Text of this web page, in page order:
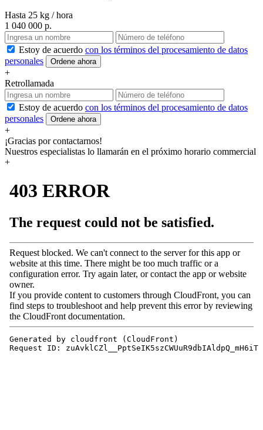
Hasta 25 kg / hora
1 040 000 р.
Estoy de acuerdo con los términos del procesamiento de datos
personales
Ordene ahora
+
Retrollamada
Estoy de acuerdo con los términos del procesamiento de datos
personales
Ordene ahora
+
¡Gracias por contactarnos!
Nuestros especialistas lo llamarán en el próximo horario commercial
+